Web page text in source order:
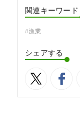
関連キーワード
#漁業
シェアする